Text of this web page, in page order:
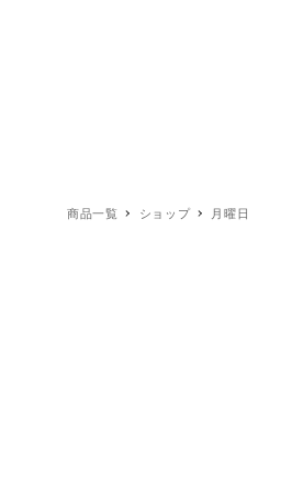
商品一覧 ショップ 月曜日